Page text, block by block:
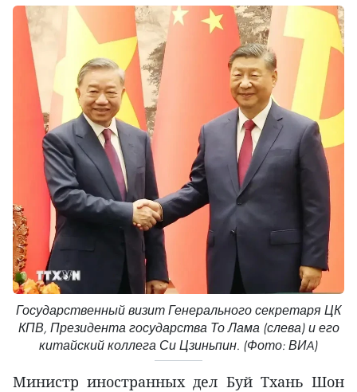
Государственный визит Генерального секретаря ЦК
КПВ, Президента государства То Лама (слева) и его
китайский коллега Си Цзиньпин. (Фото: ВИA)
Министр иностранных дел Буй Тхань Шон